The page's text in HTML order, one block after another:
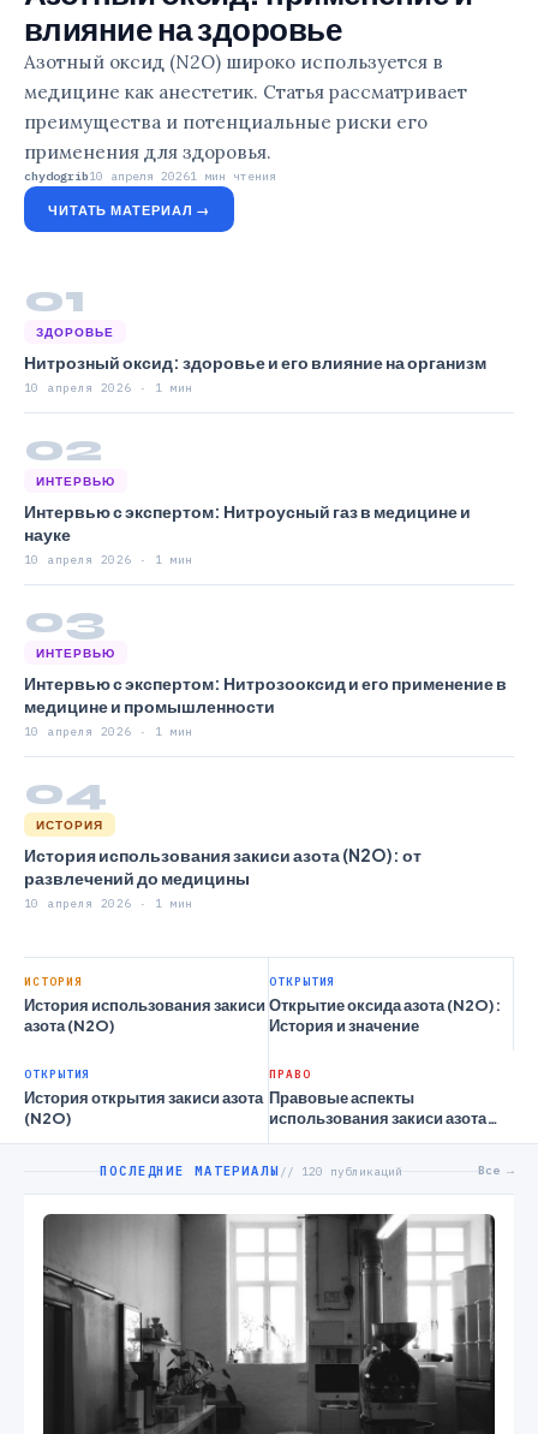
влияние на здоровье
Азотный оксид (N2O) широко используется в
медицине как анестетик. Статья рассматривает
преимущества и потенциальные риски его
применения для здоровья.
chydogrib10 апреля 20261 мин чтения
ЧИТАТЬ МАТЕРИАЛ →
01
ЗДОРОВЬЕ
Нитрозный оксид: здоровье и его влияние на организм
10 апреля 2026 · 1 мин
02
ИНТЕРВЬЮ
Интервью с экспертом: Нитроусный газ в медицине и
науке
10 апреля 2026 · 1 мин
03
ИНТЕРВЬЮ
Интервью с экспертом: Нитрозооксид и его применение в
медицине и промышленности
10 апреля 2026 · 1 мин
04
ИСТОРИЯ
История использования закиси азота (N2O): от
развлечений до медицины
10 апреля 2026 · 1 мин
ИСТОРИЯ
История использования закиси
азота (N2O)
ОТКРЫТИЯ
Открытие оксида азота (N2O):
История и значение
ОТКРЫТИЯ
История открытия закиси азота
(N2O)
ПРАВО
Правовые аспекты
использования закиси азота
ПОСЛЕДНИЕ МАТЕРИАЛЫ // 120 публикаций Все →